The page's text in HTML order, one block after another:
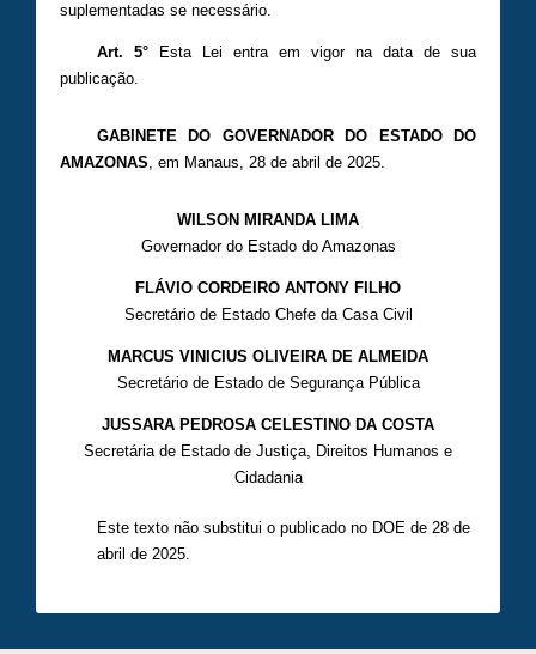
suplementadas se necessário.
Art. 5°Esta Lei entra em vigor na data de sua
publicação.
GABINETE DO GOVERNADOR DO ESTADO DO
AMAZONAS, em Manaus, 28 de abril de 2025.
WILSON MIRANDA LIMA
Governador do Estado do Amazonas
FLÁVIO CORDEIRO ANTONY FILHO
Secretário de Estado Chefe da Casa Civil
MARCUS VINICIUS OLIVEIRA DE ALMEIDA
Secretário de Estado de Segurança Pública
JUSSARA PEDROSA CELESTINO DA COSTA
Secretária de Estado de Justiça, Direitos Humanos e
Cidadania
Este texto não substitui o publicado no DOE de 28 de
abril de 2025.